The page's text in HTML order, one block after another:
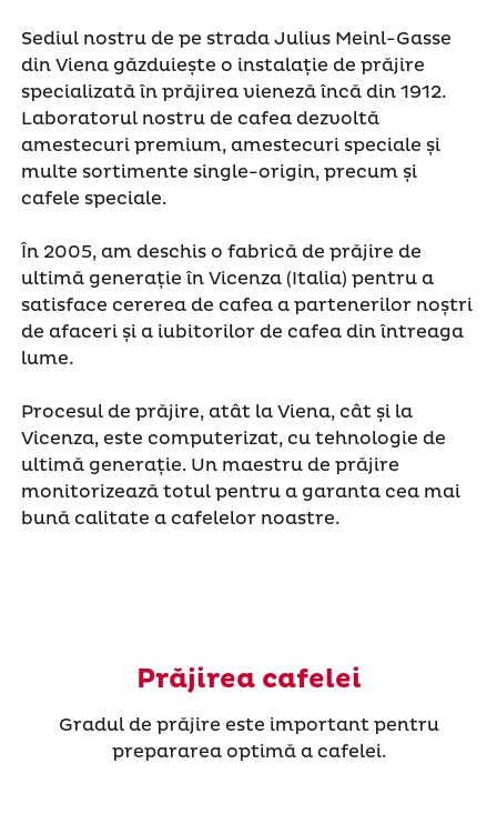
Sediul nostru de pe strada Julius Meinl-Gasse
din Viena găzduiește o instalație de prăjire
specializată în prăjirea vieneză încă din 1912.
Laboratorul nostru de cafea dezvoltă
amestecuri premium, amestecuri speciale și
multe sortimente single-origin, precum și
cafele speciale.
În 2005, am deschis o fabrică de prăjire de
ultimă generație în Vicenza (Italia) pentru a
satisface cererea de cafea a partenerilor noștri
de afaceri și a iubitorilor de cafea din întreaga
lume.
Procesul de prăjire, atât la Viena, cât și la
Vicenza, este computerizat, cu tehnologie de
ultimă generație. Un maestru de prăjire
monitorizează totul pentru a garanta cea mai
bună calitate a cafelelor noastre.
Prăjirea cafelei
Gradul de prăjire este important pentru
prepararea optimă a cafelei.